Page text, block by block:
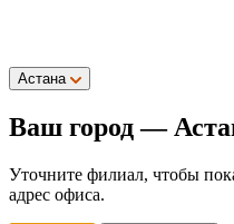
Астана
Ваш город —
Уточните филиал, чтобы
адрес офиса.